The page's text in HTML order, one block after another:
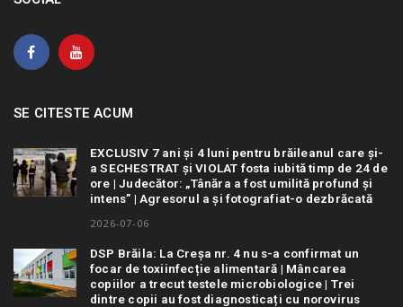
SE CITESTE ACUM
EXCLUSIV 7 ani și 4 luni pentru brăileanul care și-
a SECHESTRAT și VIOLAT fosta iubită timp de 24 de
ore | Judecător: „Tânăra a fost umilită profund și
intens” | Agresorul a și fotografiat-o dezbrăcată
2026-07-06
DSP Brăila: La Creșa nr. 4 nu s-a confirmat un
focar de toxiinfecție alimentară | Mâncarea
copiilor a trecut testele microbiologice | Trei
dintre copii au fost diagnosticați cu norovirus